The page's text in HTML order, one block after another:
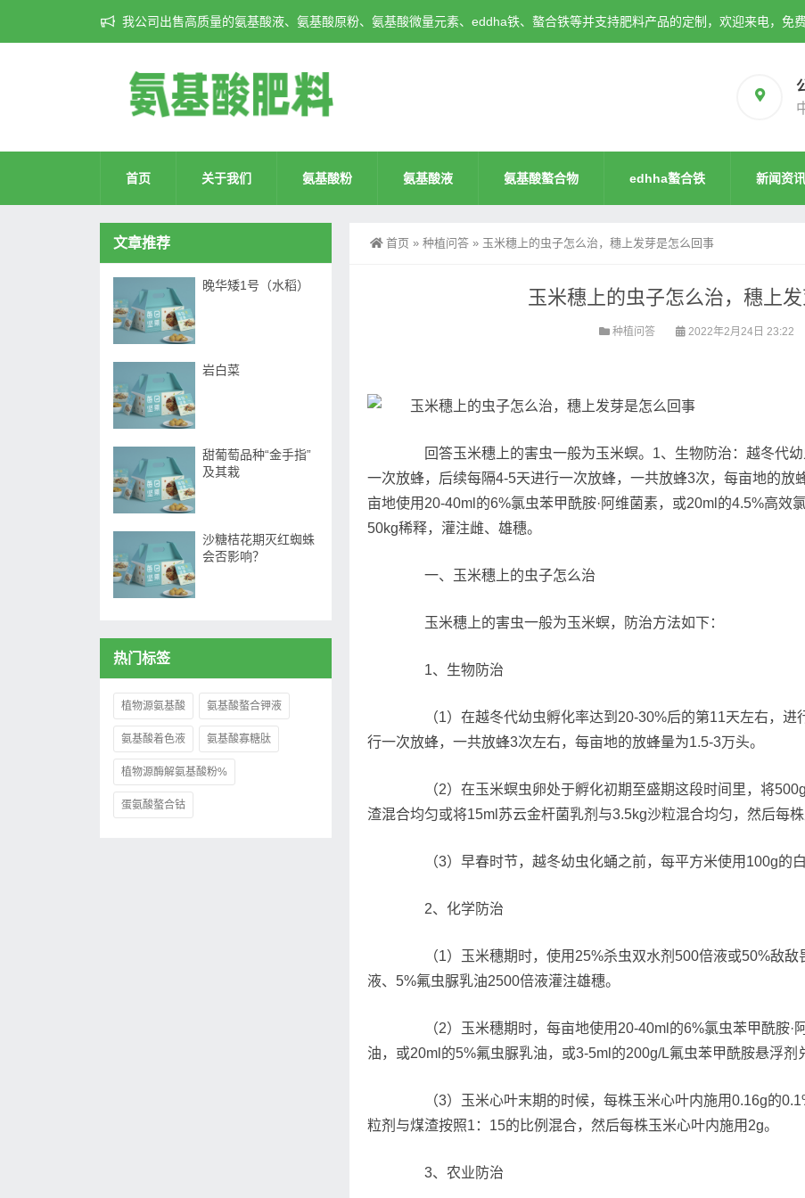
我公司出售高质量的氨基酸液、氨基酸原粉、氨基酸微量元素、eddha铁、螯合铁等并支持肥料产品的定制，欢迎来电，免费
首页 关于我们 氨基酸粉 氨基酸液 氨基酸螯合物 edhha螯合铁 新闻资讯
首页 » 种植问答 » 玉米穗上的虫子怎么治，穗上发芽是怎么回事
玉米穗上的虫子怎么治，穗上
种植问答 2022年2月24日 23:22
回答玉米穗上的害虫一般为玉米螟。1、生物防治：越冬代幼
一次放蜂，后续每隔4-5天进行一次放蜂，一共放蜂3次，每亩地的放
亩地使用20-40ml的6%氯虫苯甲酰胺·阿维菌素，或20ml的4.5%高效
50kg稀释，灌注雌、雄穗。
一、玉米穗上的虫子怎么治
玉米穗上的害虫一般为玉米螟，防治方法如下：
1、生物防治
（1）在越冬代幼虫孵化率达到20-30%后的第11天左右，进
行一次放蜂，一共放蜂3次左右，每亩地的放蜂量为1.5-3万头。
（2）在玉米螟虫卵处于孵化初期至盛期这段时间里，将
渣混合均匀或将15ml苏云金杆菌乳剂与3.5kg沙粒混合均匀，然后每株
（3）早春时节，越冬幼虫化蛹之前，每平方米使用100g的白
2、化学防治
（1）玉米穗期时，使用25%杀虫双水剂500倍液或50%敌敌
液、5%氟虫脲乳油2500倍液灌注雄穗。
（2）玉米穗期时，每亩地使用20-40ml的6%氯虫苯甲酰胺·
油，或20ml的5%氟虫脲乳油，或3-5ml的200g/L氟虫苯甲酰胺悬浮
（3）玉米心叶末期的时候，每株玉米心叶内施用0.16g的
粒剂与煤渣按照1：15的比例混合，然后每株玉米心叶内施用2g。
3、农业防治
文章推荐
晚华矮1号（水稻）
岩白菜
甜葡萄品种“金手指”
及其栽
沙糖桔花期灭红蜘蛛
会否影响？
热门标签
植物源氨基酸 氨基酸螯合钾液
氨基酸着色液 氨基酸寡糖肽
植物源酶解氨基酸粉%
蛋氨酸螯合钴